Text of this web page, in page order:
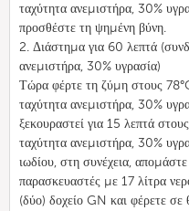
ταχύτητα ανεμιστήρα, 30%
προσθέστε τη ψημένη βύνη.
2. Διάστημα για 60 λεπτά
ανεμιστήρα, 30% υγρασία)
Τώρα φέρτε τη ζύμη στους
ταχύτητα ανεμιστήρα, 30%
ξεκουραστεί για 15 λεπτά
ταχύτητα ανεμιστήρα, 30%
ιωδίου, στη συνέχεια,
παρασκευαστές με 17 λίτρα
(δύο) δοχείο GN και φέρετε